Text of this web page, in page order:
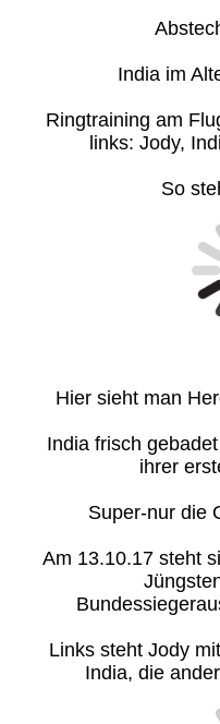
India im
Ringtraining am
links: Jody,
So
Hier sieht man
India frisch
ihrer
Super-nur die
Am 13.10.17 steht
Links steht Jody
India, die